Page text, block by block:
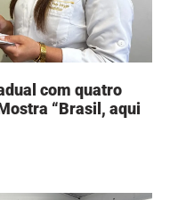
com quatro
“Brasil, aqui